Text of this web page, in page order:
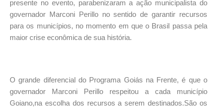
presente no evento, parabenizaram a ação municipalista do
governador Marconi Perillo no sentido de garantir recursos
para os municípios, no momento em que o Brasil passa pela
maior crise econômica de sua história.
O grande diferencial do Programa Goiás na Frente, é que o
governador Marconi Perillo respeitou a cada município
Goiano,na escolha dos recursos a serem destinados.São os